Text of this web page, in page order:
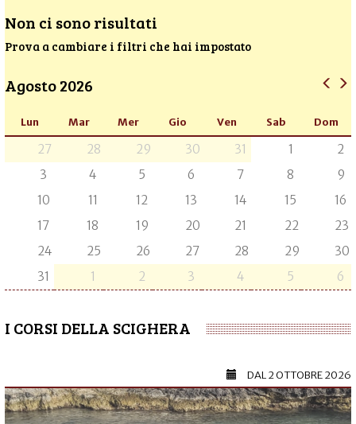
Non ci sono risultati
Prova a cambiare i filtri che hai impostato
Agosto 2026
Lun Mar Mer Gio Ven Sab Dom
27 28 29 30 31 1
2
3
4 5 6 7 8
9
10
11 12 13 14 15
16
17
18 19 20 21 22
23
24
25 26 27 28 29
30
31
1 2 3 4 5 6
I CORSI DELLA SCIGHERA
DAL2 OTTOBRE 2026